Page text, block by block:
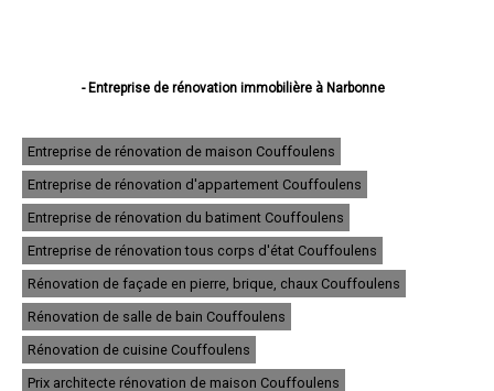
- Entreprise de rénovation immobilière à Narbonne
- Entreprise de rénovation immobilière à Lézignan-Corbières
- Entreprise de rénovation immobilière à Limoux
- Entreprise de rénovation immobilière à Coursan
- Entreprise de rénovation immobilière à Port-la-Nouvelle
- Entreprise de rénovation immobilière à Trèbes
- Entreprise de rénovation immobilière à Sigean
- Entreprise de rénovation immobilière à Cuxac-d'Aude
- Entreprise de rénovation immobilière à Gruissan
- Entreprise de rénovation immobilière à Leucate
- Entreprise de rénovation immobilière à Quillan
- Entreprise de rénovation immobilière à Fleury
- Entreprise de rénovation immobilière à Bram
- Entreprise de rénovation immobilière à Villemoustaussou
Entreprise de rénovation de maison Couffoulens
Entreprise de rénovation d'appartement Couffoulens
Entreprise de rénovation du batiment Couffoulens
Entreprise de rénovation tous corps d'état Couffoulens
Rénovation de façade en pierre, brique, chaux Couffoulens
Rénovation de salle de bain Couffoulens
Rénovation de cuisine Couffoulens
Prix architecte rénovation de maison Couffoulens